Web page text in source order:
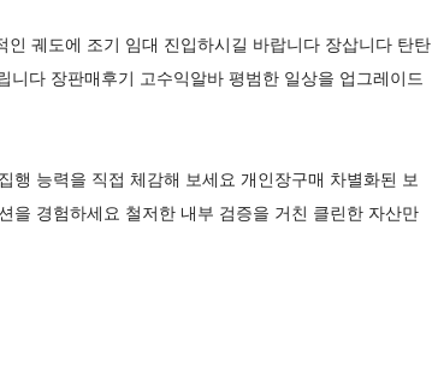
궤도에 조기 임대 진입하시길 바랍니다 장삽니다 탄탄
다 장판매후기 고수익알바 평범한 일상을 업그레이드
행 능력을 직접 체감해 보세요 개인장구매 차별화된 보
을 경험하세요 철저한 내부 검증을 거친 클린한 자산만